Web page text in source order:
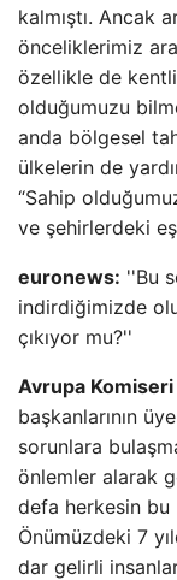
kalmıştı. Ancak
önceliklerimiz
özellikle de
olduğumuzu
anda bölgesel
ülkelerin de
“Sahip
ve şehirlerdeki
euronews: ''Bu
indirdiğimizde
çıkıyor mu?''
Avrupa
başkanlarının
sorunlara
önlemler alarak
defa herkesin
Önümüzdeki 7
dar gelirli